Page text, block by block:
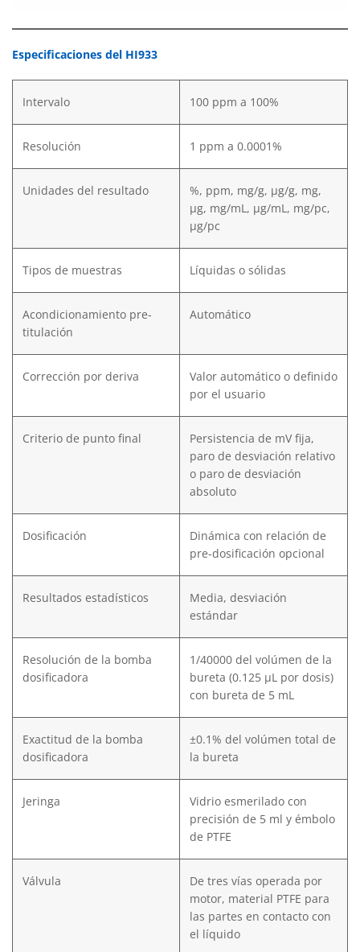
Especificaciones del HI933
Intervalo 100 ppm a 100%
Resolución 1 ppm a 0.0001%
Unidades del resultado
%, ppm, mg/g, µg/g, mg,
µg, mg/mL, µg/mL, mg/pc,
µg/pc
Tipos de muestras Líquidas o sólidas
Acondicionamiento pre-
titulación
Automático
Corrección por deriva
Valor automático o definido
por el usuario
Criterio de punto final
Persistencia de mV fija,
paro de desviación relativo
o paro de desviación
absoluto
Dosificación
Dinámica con relación de
pre-dosificación opcional
Resultados estadísticos
Media, desviación
estándar
Resolución de la bomba
dosificadora
1/40000 del volúmen de la
bureta (0.125 µL por dosis)
con bureta de 5 mL
Exactitud de la bomba
dosificadora
±0.1% del volúmen total de
la bureta
Jeringa
Vidrio esmerilado con
precisión de 5 ml y émbolo
de PTFE
Válvula
De tres vías operada por
motor, material PTFE para
las partes en contacto con
el líquido